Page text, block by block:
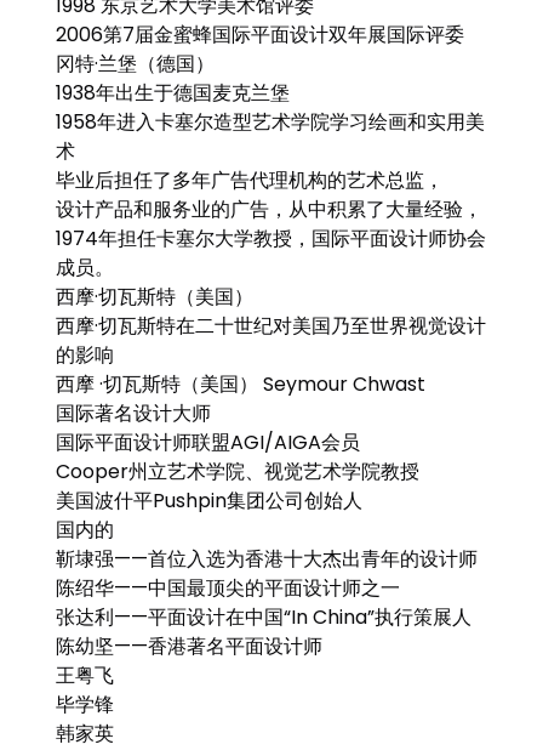
2006第7届金蜜蜂国际平面设计双年展国际评委
冈特·兰堡（德国）
1938年出生于德国麦克兰堡
1958年进入卡塞尔造型艺术学院学习绘画和实用美
术
毕业后担任了多年广告代理机构的艺术总监，
设计产品和服务业的广告，从中积累了大量经验，
1974年担任卡塞尔大学教授，国际平面设计师协会
成员。
西摩·切瓦斯特（美国）
西摩·切瓦斯特在二十世纪对美国乃至世界视觉设计
的影响
西摩 ·切瓦斯特（美国） Seymour Chwast
国际著名设计大师
国际平面设计师联盟AGI/AIGA会员
Cooper州立艺术学院、视觉艺术学院教授
美国波什平Pushpin集团公司创始人
国内的
靳埭强——首位入选为香港十大杰出青年的设计师
陈绍华——中国最顶尖的平面设计师之一
张达利——平面设计在中国“In China”执行策展人
陈幼坚——香港著名平面设计师
王粤飞
毕学锋
韩家英